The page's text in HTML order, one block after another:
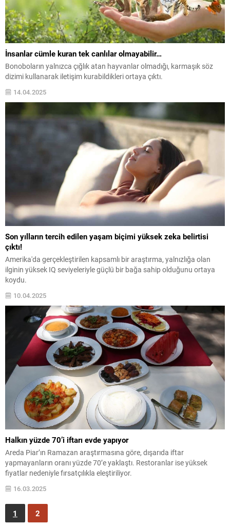
İnsanlar cümle kuran tek canlılar olmayabilir…
Bonoboların yalnızca çığlık atan hayvanlar olmadığı, karmaşık söz
dizimi kullanarak iletişim kurabildikleri ortaya çıktı.
14.04.2025
Son yılların tercih edilen yaşam biçimi yüksek zeka belirtisi
çıktı!
Amerika'da gerçekleştirilen kapsamlı bir araştırma, yalnızlığa olan
ilginin yüksek IQ seviyeleriyle güçlü bir bağa sahip olduğunu ortaya
koydu.
10.04.2025
Halkın yüzde 70’i iftarı evde yapıyor
Areda Piar’ın Ramazan araştırmasına göre, dışarıda iftar
yapmayanların oranı yüzde 70’e yaklaştı. Restoranlar ise yüksek
fiyatlar nedeniyle fırsatçılıkla eleştiriliyor.
16.03.2025
1 2